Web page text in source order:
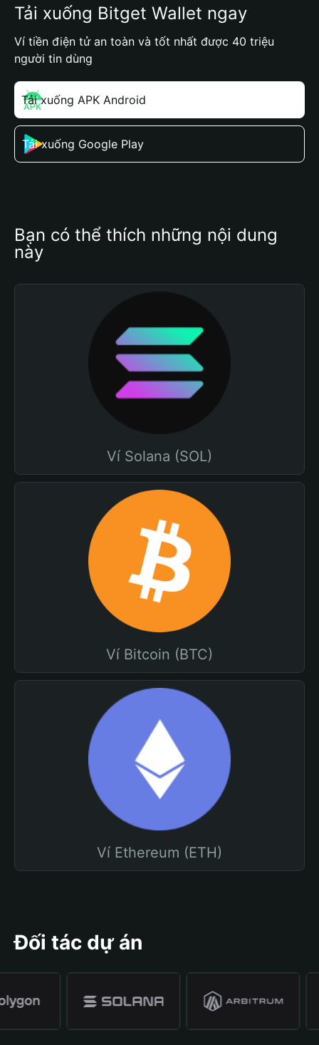
Tải xuống Bitget Wallet ngay
Ví tiền điện tử an toàn và tốt nhất được 40 triệu
người tin dùng
Tải xuống APK Android
Tải xuống Google Play
Bạn có thể thích những nội dung
này
Ví Solana (SOL)
Ví Bitcoin (BTC)
Ví Ethereum (ETH)
Đối tác dự án